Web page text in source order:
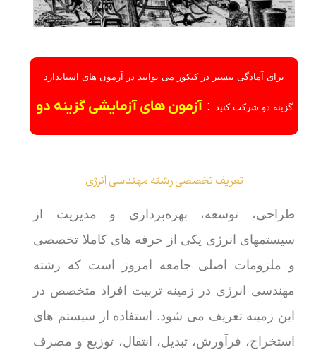
برای آمادگی بیشتر در کنکور می توانید در آزمون های استاندارد
گزینه دو شرکت کنید :آزمون های آزمایشی گزینه دو
تعریف تخصصی رشته مهندسی انرژی
طراحی، توسعه، بهره‌برداری و مدیریت از
سیستمهای انرژی یکی از حرفه های کاملا تخصصی
و ملزومات اصلی جامعه امروز است که رشته
مهندسی انرژی در زمینه تربیت افراد متخصص در
این زمینه تعریف می شود. استفاده از سیستم های
استخراج، فرآورش، تبدیل، انتقال، توزیع و مصرف